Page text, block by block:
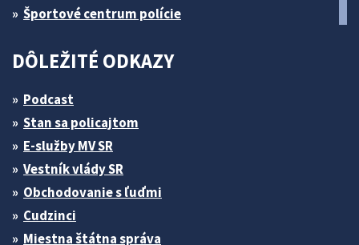
Športové centrum polície
DÔLEŽITÉ ODKAZY
Podcast
Stan sa policajtom
E-služby MV SR
Vestník vlády SR
Obchodovanie s ľuďmi
Cudzinci
Miestna štátna správa